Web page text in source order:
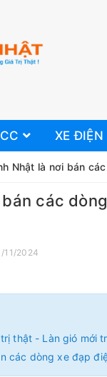
XE ĐIỆN
Nhật là nơi bán
các
11/2024
thật - Làn gió mới
các dòng xe đạp